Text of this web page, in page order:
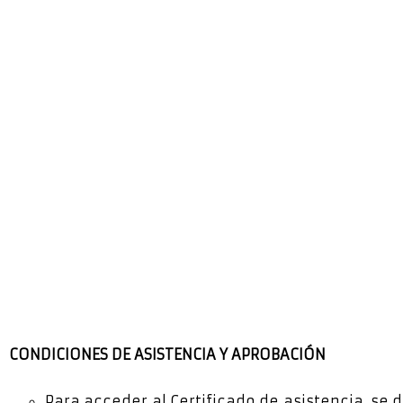
CONDICIONES DE ASISTENCIA Y APROBACIÓN